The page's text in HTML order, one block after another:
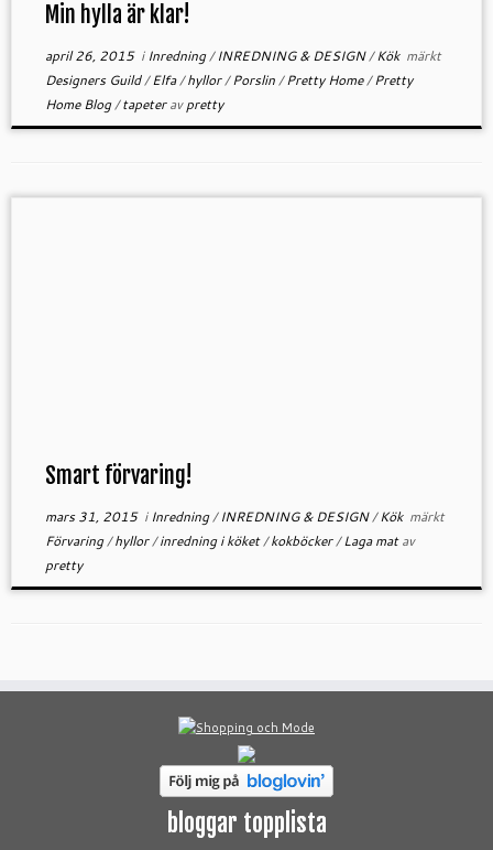
Min hylla är klar!
april 26, 2015i Inredning/INREDNING & DESIGN/Kök märkt
Designers Guild/Elfa/hyllor/Porslin/Pretty Home/Pretty
Home Blog/tapeteravpretty
Smart förvaring!
mars 31, 2015i Inredning/INREDNING & DESIGN/Kök märkt
Förvaring/hyllor/inredning i köket/kokböcker/Laga matav
pretty
bloggar topplista